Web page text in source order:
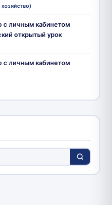
с личным кабинетом
открытый урок
с личным кабинетом